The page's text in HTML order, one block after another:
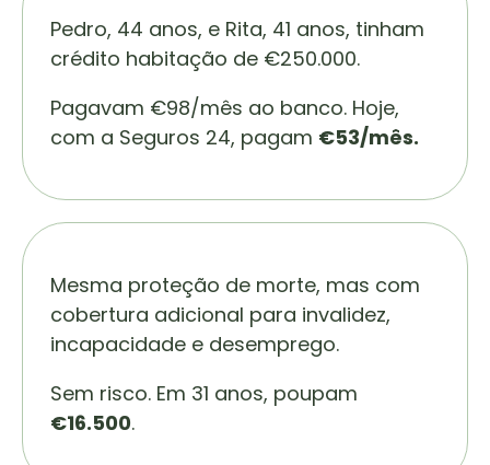
Pedro, 44 anos, e Rita, 41 anos, tinham
crédito habitação de €250.000.
Pagavam €98/mês ao banco. Hoje,
com a Seguros 24, pagam €53/mês.
Mesma proteção de morte, mas com
cobertura adicional para invalidez,
incapacidade e desemprego.
Sem risco. Em 31 anos, poupam
€16.500.